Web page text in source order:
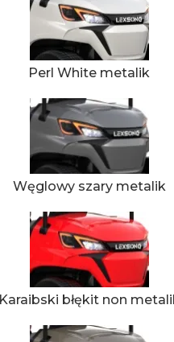
Perl White metalik
Węglowy szary metalik
Karaibski błękit non